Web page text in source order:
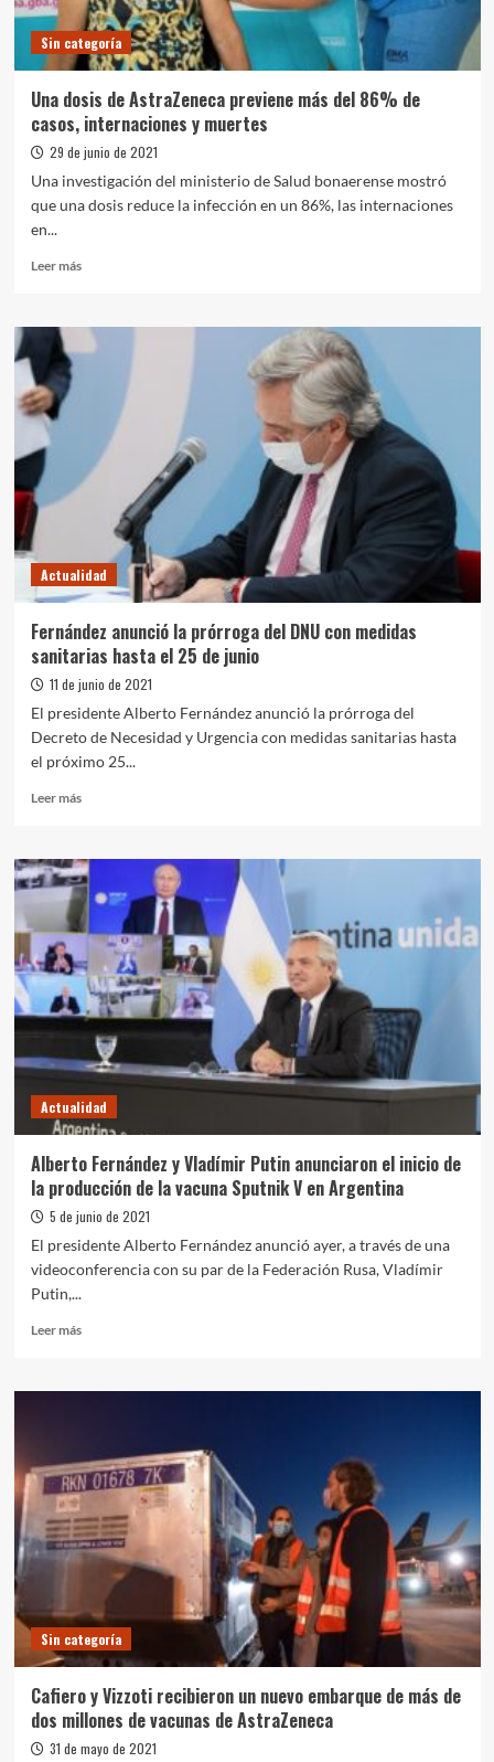
grupos
de
riesgo
Sin categoría
Una dosis de AstraZeneca previene más del 86% de
casos, internaciones y muertes
29 de junio de 2021
Una investigación del ministerio de Salud bonaerense mostró
que una dosis reduce la infección en un 86%, las internaciones
en...
Leer másLeer
Una
previene
86%
internaciones
muertes
Actualidad
Fernández anunció la prórroga del DNU con medidas
sanitarias hasta el 25 de junio
11 de junio de 2021
El presidente Alberto Fernández anunció la prórroga del
Decreto de Necesidad y Urgencia con medidas sanitarias hasta
el próximo 25...
Leer másLeer
Fernández
anunció
la
prórroga
del
DNU
con
medidas
sanitarias
hasta
el
de
junio
Actualidad
Alberto Fernández y Vladímir Putin anunciaron el inicio de
la producción de la vacuna Sputnik V en Argentina
5 de junio de 2021
El presidente Alberto Fernández anunció ayer, a través de una
videoconferencia con su par de la Federación Rusa, Vladímir
Putin,...
Leer másLeer
Alberto
Vladímir
Putin
anunciaron
el
inicio
de
producción
de
la
vacuna
V
en
Argentina
Sin categoría
Cafiero y Vizzoti recibieron un nuevo embarque de más de
dos millones de vacunas de AstraZeneca
31 de mayo de 2021